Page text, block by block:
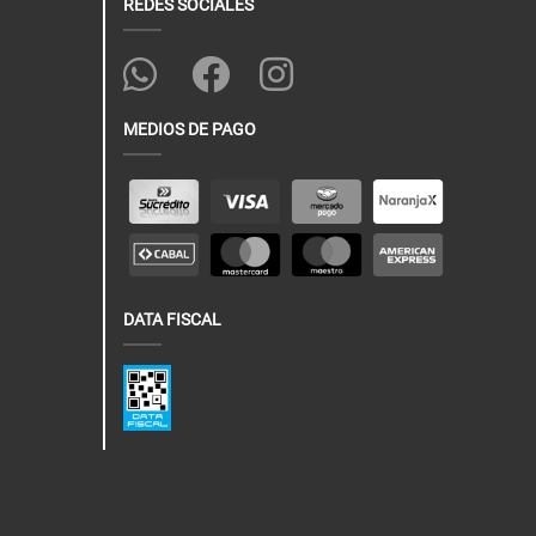
REDES SOCIALES
MEDIOS DE PAGO
DATA FISCAL